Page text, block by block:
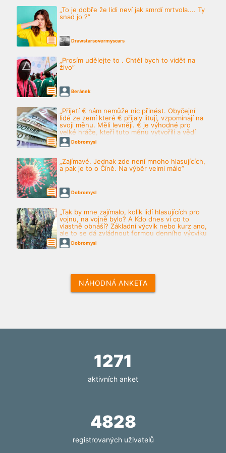
„To je dobře že lidi neví jak smrdí mrtvola.... Ty
snad jo ?”
Drawstarsovermyscars
„Prosím udělejte to . Chtěl bych to vidět na
živo”
Beránek
„Přijetí € nám nemůže nic přinést. Obyčejní
lidé ze zemí které € přijaly litují, vzpomínají na
svoji měnu. Měli levněji. € je výhodné pro
velké hráče, kteří tuto měnu vytvořili a vědí
proč. Kdo cestuje...”
Dobromysl
„Zajímavé. Jednak zde není mnoho hlasujících,
a pak je to o Číně. Na výběr velmi málo”
Dobromysl
„Tak by mne zajímalo, kolik lidí hlasujících pro
vojnu, na vojně bylo? A Kdo dnes ví co to
vlastně obnáší? Základní výcvik nebo kurz ano,
ale to se dá zvládnout formou denního výcviku
a školení, ti kte...”
Dobromysl
NÁHODNÁ ANKETA
1271
aktivních anket
4828
registrovaných uživatelů